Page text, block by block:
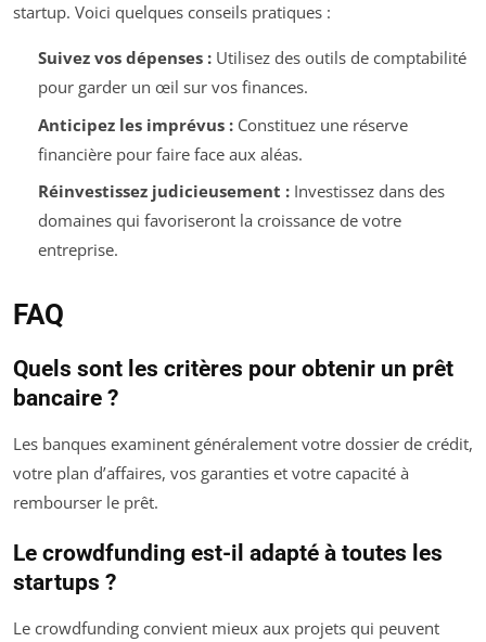
startup. Voici quelques conseils pratiques :
Suivez vos dépenses :Utilisez des outils de comptabilité
pour garder un œil sur vos finances.
Anticipez les imprévus :Constituez une réserve
financière pour faire face aux aléas.
Réinvestissez judicieusement :Investissez dans des
domaines qui favoriseront la croissance de votre
entreprise.
FAQ
Quels sont les critères pour obtenir un prêt
bancaire ?
Les banques examinent généralement votre dossier de crédit,
votre plan d’affaires, vos garanties et votre capacité à
rembourser le prêt.
Le crowdfunding est-il adapté à toutes les
startups ?
Le crowdfunding convient mieux aux projets qui peuvent